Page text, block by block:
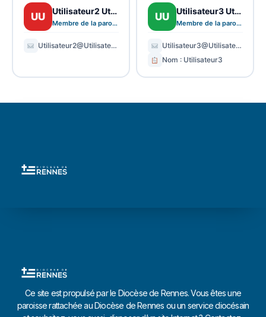
UU Utilisateur2 Utilisateur2
Membre de la paroisse
Utilisateur2@Utilisateur2.fr
UU Utilisateur3 Utilisateur3
Membre de la paroisse
Utilisateur3@Utilisateur3.fr
Nom : Utilisateur3
Ce site est propulsé par le Diocèse de Rennes. Vous êtes une
paroisse rattachée au Diocèse de Rennes ou un service diocésain